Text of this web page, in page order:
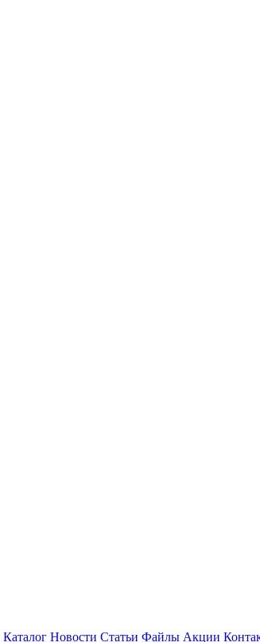
Каталог Новости Статьи Файлы Акции